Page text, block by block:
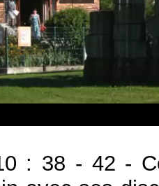
: 38 - 42 -